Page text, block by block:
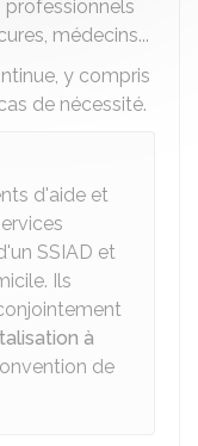
médecins...
y compris
de nécessité.
d'aide et
SSIAD et
Ils
à
de